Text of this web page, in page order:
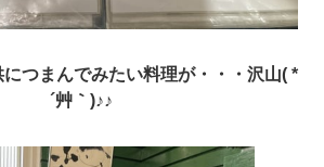
つまんでみたい料理が・・・沢山( *
´艸｀)♪♪